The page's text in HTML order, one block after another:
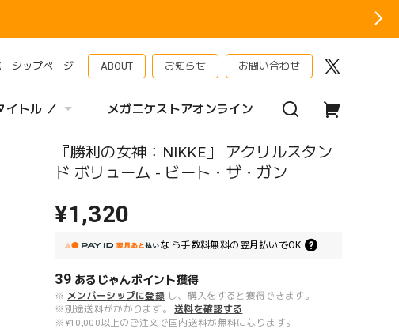
シップページ ABOUT お知らせ お問い合わせ
イトル ／ メガニケストアオンライン
『勝利の女神：NIKKE』 アクリルスタン
ド ボリューム - ビート・ザ・ガン
¥1,320
なら手数料無料の 翌月払いでOK
39 あるじゃんポイント獲得
※ メンバーシップに登録 し、購入をすると獲得できます。
※別途送料がかかります。
送料を確認する
※¥10,000以上のご注文で国内送料が無料になります。